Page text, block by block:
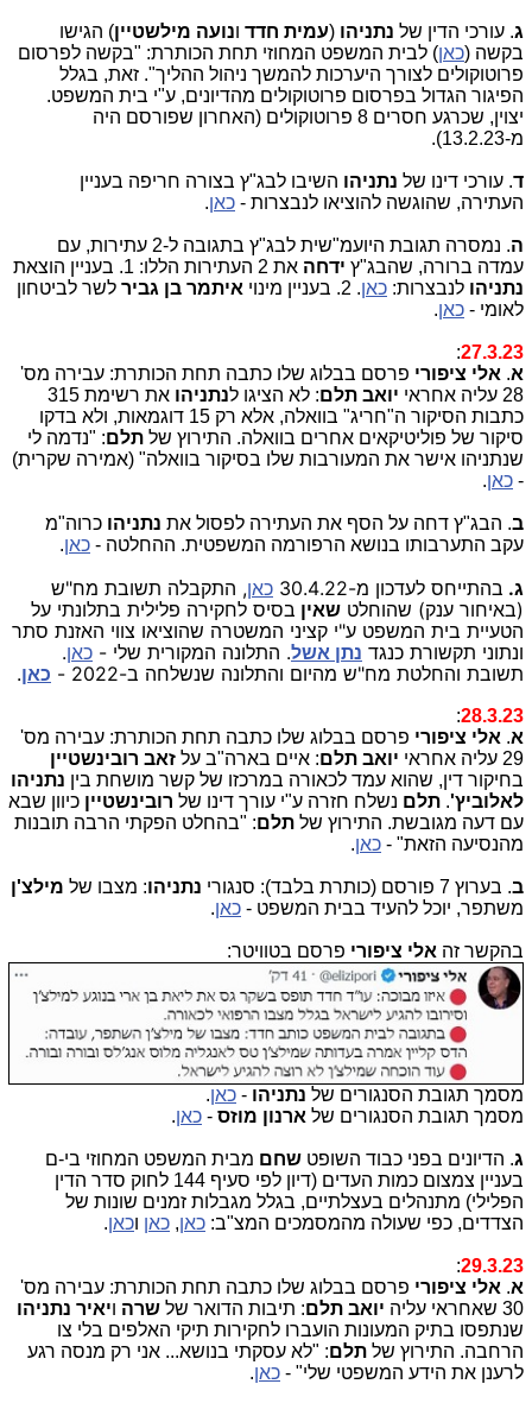
ג. עורכי הדין של נתניהו (עמית חדד ונועה מילשטיין) הגישו
בקשה (כאן) לבית המשפט המחוזי תחת הכותרת: "בקשה לפרסום
פרוטוקולים לצורך היערכות להמשך ניהול ההליך". זאת, בגלל
הפיגור הגדול בפרסום פרוטוקולים מהדיונים, ע"י בית המשפט.
יצוין, שכרגע חסרים 8 פרוטוקולים (האחרון שפורסם היה
מ-13.2.23).
ד. עורכי דינו של נתניהו השיבו לבג"ץ בצורה חריפה בעניין
העתירה, שהוגשה להוציאו לנבצרות - כאן.
ה
. נמסרה תגובת היועמ"שית לבג"ץ בתגובה ל-2 עתירות, עם
עמדה ברורה, שהבג"ץ ידחה את 2 העתירות הללו: 1. בעניין הוצאת
נתניהו לנבצרות: כאן. 2. בעניין מינוי איתמר בן גביר לשר לביטחון
לאומי - כאן.
27.3.23
:
א. אלי ציפורי פרסם בבלוג שלו כתבה תחת הכותרת: עבירה מס'
28 עליה אחראי
יואב תלם: לא הציגו לנתניהו
את רשימת 315
כתבות הסיקור ה"חריג" בוואלה, אלא רק 15 דוגמאות, ולא בדקו
סיקור של פוליטיקאים אחרים בוואלה. התירוץ של תלם: "נדמה לי
שנתניהו אישר את המעורבות שלו בסיקור בוואלה" (אמירה שקרית)
- כאן.
ב. הבג"ץ דחה על הסף את העתירה לפסול את נתניהו כרוה"מ
עקב התערבותו בנושא הרפורמה המשפטית. ההחלטה - כאן.
ג. בהתייחס לעדכון מ-30.4.22 כאן, התקבלה תשובת מח"ש
(באיחור ענק) שהוחלט שאין בסיס לחקירה פלילית בתלונתי על
הטעיית בית המשפט ע"י קציני המשטרה שהוציאו צווי האזנת סתר
ונתוני תקשורת כנגד נתן אשל. התלונה המקורית שלי - כאן.
תשובת והחלטת מח"ש מהיום והתלונה שנשלחה ב-2022 -
כאן.
28.3.23
:
א. אלי ציפורי פרסם בבלוג שלו כתבה תחת הכותרת: עבירה מס'
29 עליה אחראי
יואב תלם: איים בארה"ב על זאב רובינשטיין
בחיקור דין, שהוא עמד לכאורה במרכזו של קשר מושחת בין נתניהו
לאלוביץ'. תלם נשלח חזרה ע"י עורך דינו של רובינשטיין כיוון שבא
עם דעה מגובשת. התירוץ של תלם: "בהחלט הפקתי הרבה תובנות
מהנסיעה הזאת" - כאן.
ב. בערוץ 7 פורסם (כותרת בלבד): סנגורי נתניהו: מצבו של מילצ'ן
משתפר, יוכל להעיד בבית המשפט - כאן.
בהקשר זה אלי ציפורי פרסם בטוויטר:
מסמך תגובת הסנגורים של נתניהו - כאן.
מסמך תגובת הסנגורים של ארנון מוזס - כאן.
ג. הדיונים בפני כבוד השופט שחם מבית המשפט המחוזי בי-ם
בעניין צמצום כמות העדים (דיון לפי סעיף 144 לחוק סדר הדין
הפלילי) מתנהלים בעצלתיים, בגלל מגבלות זמנים שונות של
הצדדים, כפי שעולה מהמסמכים המצ"ב: כאן, כאן וכאן.
29.3.23
:
א. אלי ציפורי פרסם בבלוג שלו כתבה תחת הכותרת: עבירה מס'
30 שאחראי עליה
יואב תלם: תיבות הדואר של שרה ויאיר נתניהו
שנתפסו בתיק המעונות הועברו לחקירות תיקי האלפים בלי צו
הרחבה. התירוץ של תלם: "לא עסקתי בנושא... אני רק מנסה רגע
לרענן את הידע המשפטי שלי" - כאן.